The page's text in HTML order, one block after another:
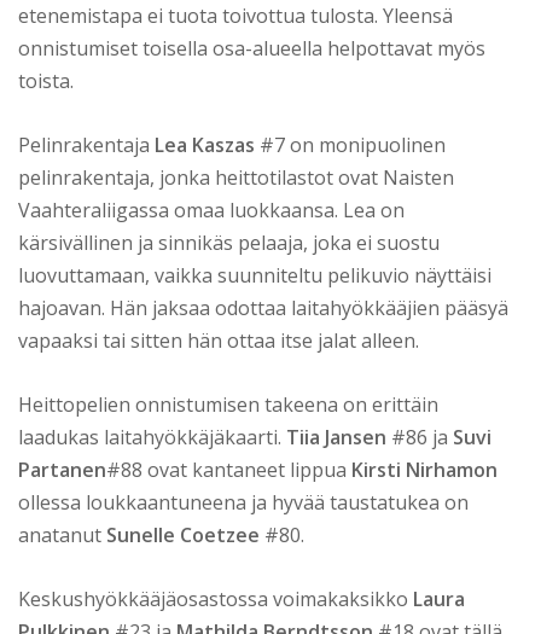
etenemistapa ei tuota toivottua tulosta. Yleensä
onnistumiset toisella osa-alueella helpottavat myös
toista.
Pelinrakentaja Lea Kaszas #7 on monipuolinen
pelinrakentaja, jonka heittotilastot ovat Naisten
Vaahteraliigassa omaa luokkaansa. Lea on
kärsivällinen ja sinnikäs pelaaja, joka ei suostu
luovuttamaan, vaikka suunniteltu pelikuvio näyttäisi
hajoavan. Hän jaksaa odottaa laitahyökkääjien pääsyä
vapaaksi tai sitten hän ottaa itse jalat alleen.
Heittopelien onnistumisen takeena on erittäin
laadukas laitahyökkäjäkaarti. Tiia Jansen #86 ja Suvi
Partanen#88 ovat kantaneet lippua Kirsti Nirhamon
ollessa loukkaantuneena ja hyvää taustatukea on
anatanut Sunelle Coetzee #80.
Keskushyökkääjäosastossa voimakaksikko Laura